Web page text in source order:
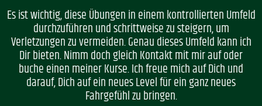
Es ist wichtig, diese Übungen in einem kontrollierten Umfeld
durchzuführen und schrittweise zu steigern, um
Verletzungen zu vermeiden. Genau dieses Umfeld kann ich
Dir bieten. Nimm doch gleich Kontakt mit mir auf oder
buche einen meiner Kurse. Ich freue mich auf Dich und
darauf, Dich auf ein neues Level für ein ganz neues
Fahrgefühl zu bringen.